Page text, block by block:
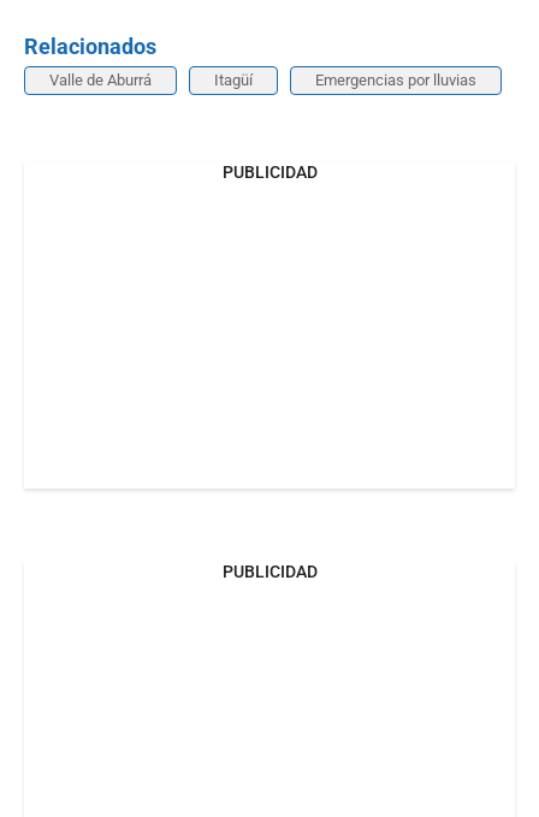
Relacionados
Valle de Aburrá Itagüí Emergencias por lluvias
PUBLICIDAD
PUBLICIDAD